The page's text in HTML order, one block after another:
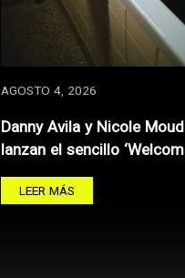
AGOSTO 4, 2026
Danny Avila y Nicole
lanzan el sencillo
LEER MÁS